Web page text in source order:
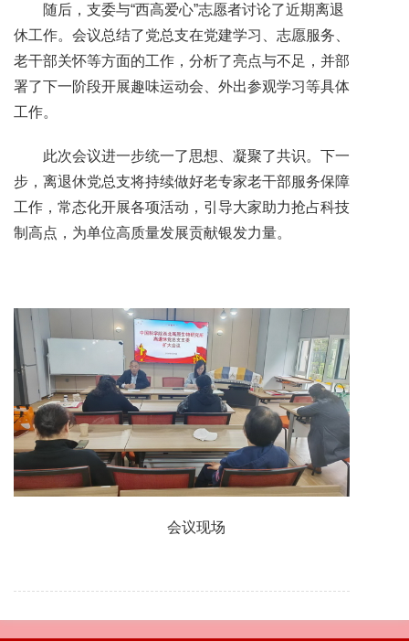
随后，支委与“西高爱心”志愿者讨论了近期离退
休工作。会议总结了党总支在党建学习、志愿服务、
老干部关怀等方面的工作，分析了亮点与不足，并部
署了下一阶段开展趣味运动会、外出参观学习等具体
工作。
此次会议进一步统一了思想、凝聚了共识。下一
步，离退休党总支将持续做好老专家老干部服务保障
工作，常态化开展各项活动，引导大家助力抢占科技
制高点，为单位高质量发展贡献银发力量。
会议现场